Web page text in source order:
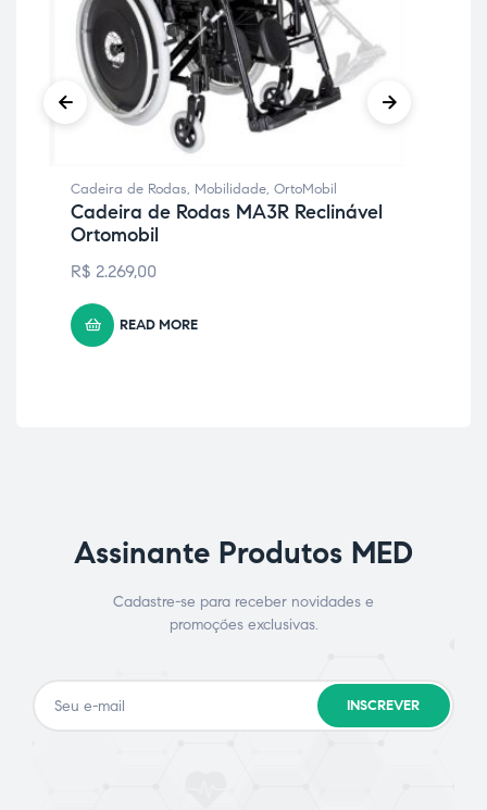
Cadeira de Rodas, Mobilidade, OrtoMobil
Cadeira de Rodas MA3R Reclinável
Ortomobil
R$ 2.269,00
READ MORE
Assinante Produtos MED
Cadastre-se para receber novidades e
promoções exclusivas.
INSCREVER